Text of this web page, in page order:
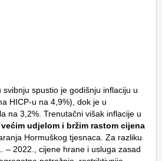
spustio je godišnju inflaciju u
HICP-u na 4,9%), dok je u
na 3,2%. Trenutačni višak inflacije u
udjelom i bržim rastom cijena
Hormuškog tjesnaca. Za razliku
– 2022., cijene hrane i usluga zasad